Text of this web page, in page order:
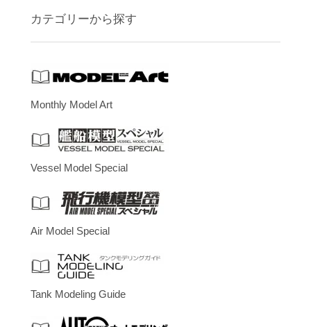
カテゴリーから探す
Monthly Model Art
Vessel Model Special
Air Model Special
Tank Modeling Guide